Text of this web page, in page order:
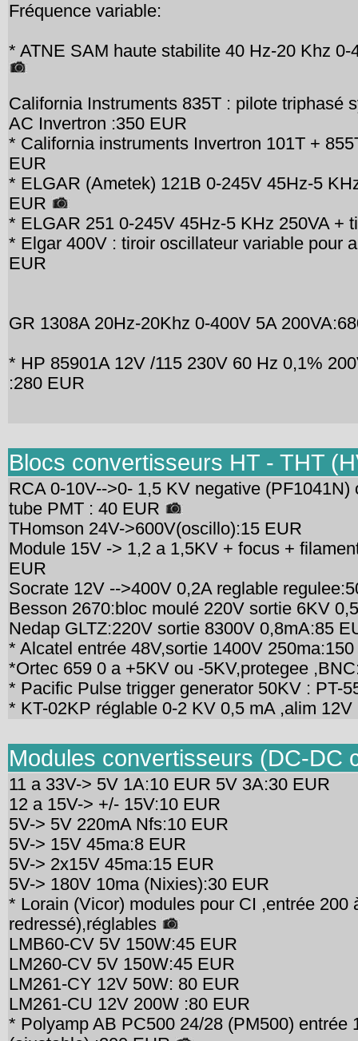
Fréquence variable:
* ATNE SAM haute stabilite 40 Hz-20 Khz
California Instruments 835T : pilote triphasé
AC Invertron :350 EUR
* California instruments Invertron 101T +
EUR
* ELGAR (Ametek) 121B 0-245V 45Hz-5
EUR
* ELGAR 251 0-245V 45Hz-5 KHz 250VA +
* Elgar 400V : tiroir oscillateur variable pour
EUR
GR 1308A 20Hz-20Khz 0-400V 5A
* HP 85901A 12V /115 230V 60 Hz 0,1%
:280 EUR
Blocs convertisseurs HT - THT
RCA 0-10V-->0- 1,5 KV negative
tube PMT : 40 EUR
THomson 24V->600V(oscillo):15 EUR
Module 15V -> 1,2 a 1,5KV + focus +
EUR
Socrate 12V -->400V 0,2A reglable
Besson 2670:bloc moulé 220V sortie 6KV
Nedap GLTZ:220V sortie 8300V 0,8mA:85
* Alcatel entrée 48V,sortie 1400V
*Ortec 659 0 a +5KV ou -5KV,protegee
* Pacific Pulse trigger generator 50KV : PT-
* KT-02KP réglable 0-2 KV 0,5 mA ,alim
Modules convertisseurs (DC-DC
11 a 33V-> 5V 1A:10 EUR 5V 3A:30 EUR
12 a 15V-> +/- 15V:10 EUR
5V-> 5V 220mA Nfs:10 EUR
5V-> 15V 45ma:8 EUR
5V-> 2x15V 45ma:15 EUR
5V-> 180V 10ma (Nixies):30 EUR
* Lorain (Vicor) modules pour CI ,entrée 200
redressé),réglables
LMB60-CV 5V 150W:45 EUR
LM260-CV 5V 150W:45 EUR
LM261-CY 12V 50W: 80 EUR
LM261-CU 12V 200W :80 EUR
* Polyamp AB PC500 24/28 (PM500) entrée